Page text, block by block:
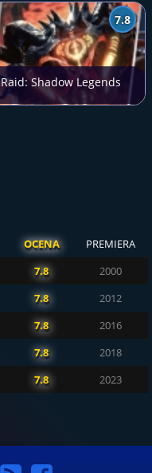
7.8
Raid: Shadow Legends
OCENA PREMIERA
7.8 2000
7.8 2012
7.8 2016
7.8 2018
7.8 2023